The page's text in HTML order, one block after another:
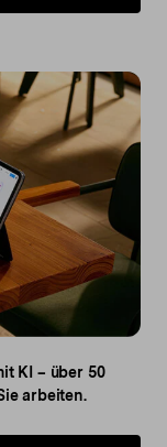
KI – über 50
arbeiten.